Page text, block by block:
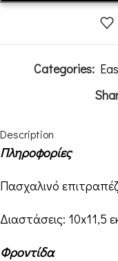
Categories:
Description
Πληροφορίες
Πασχαλινό
Διαστάσεις: 10x11,5
Φροντίδα